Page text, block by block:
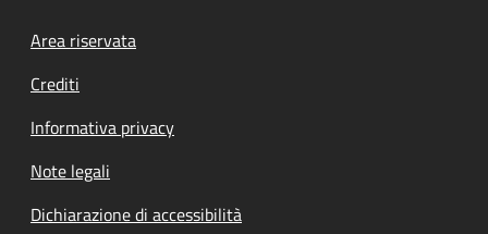
Footer menu
Area riservata
Crediti
Informativa privacy
Note legali
Dichiarazione di accessibilità